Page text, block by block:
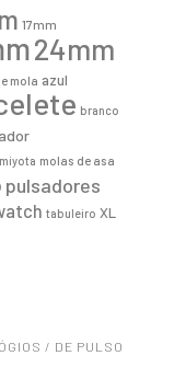
17mm
24mm
mola azul
branco
miyota molas de asa
pulsadores
tabuleiro XL
/ DE PULSO